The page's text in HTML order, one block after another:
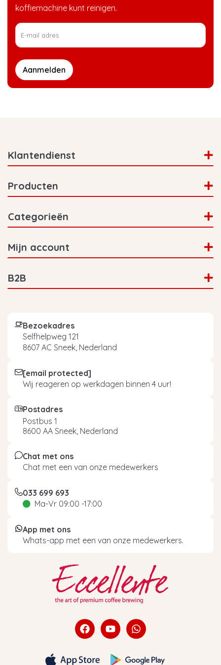
dat door de waterhardheid, koop dan een Neff
waterfilter voor in het waterreservoir! Deze
koffiemachine kunt reinigen.
Aanmelden
Klantendienst
Producten
Categorieën
Mijn account
B2B
Bezoekadres
Selfhelpweg 121
8607 AC Sneek, Nederland
[email protected]
Wij reageren op werkdagen binnen 4 uur!
Postadres
Postbus 1
8600 AA Sneek, Nederland
Chat met ons
Chat met een van onze medewerkers
033 699 693
Ma-Vr 09:00 -17:00
App met ons
Whats-app met een van onze medewerkers.